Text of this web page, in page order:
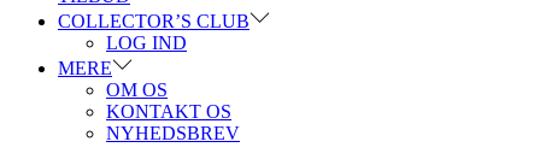
COLLECTOR’S CLUB
LOG IND
MERE
OM OS
KONTAKT OS
NYHEDSBREV